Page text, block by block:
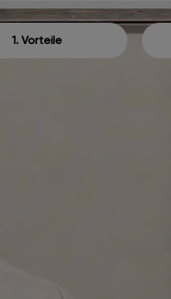
1. Vorteile